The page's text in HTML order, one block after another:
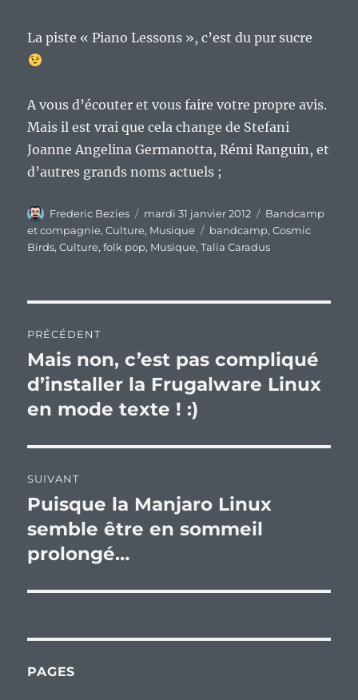
La piste « Piano Lessons », c’est du pur sucre
A vous d’écouter et vous faire votre propre avis.
Mais il est vrai que cela change de Stefani
Joanne Angelina Germanotta, Rémi Ranguin, et
d’autres grands noms actuels ;
Auteur
Frederic Bezies
Publié
le
mardi 31 janvier 2012 Catégories
Bandcamp
et compagnie,Culture, Musique Étiquettes
bandcamp,Cosmic
Birds,Culture,folk pop, Musique,Talia Caradus
de
l’article
PRÉCÉDENT
Publication
précédente :
Mais non, c’est pas compliqué
d’installer la Frugalware Linux
en mode texte ! :)
SUIVANT
Publication
suivante :
Puisque la Manjaro Linux
semble être en sommeil
prolongé…
PAGES